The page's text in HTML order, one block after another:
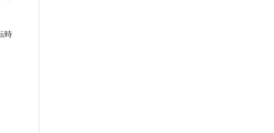
時